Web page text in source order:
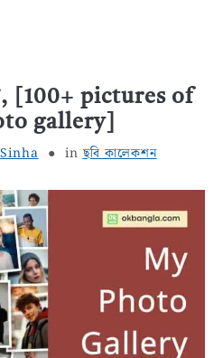
[100+ pictures of
gallery]
inছবি কালেকশন